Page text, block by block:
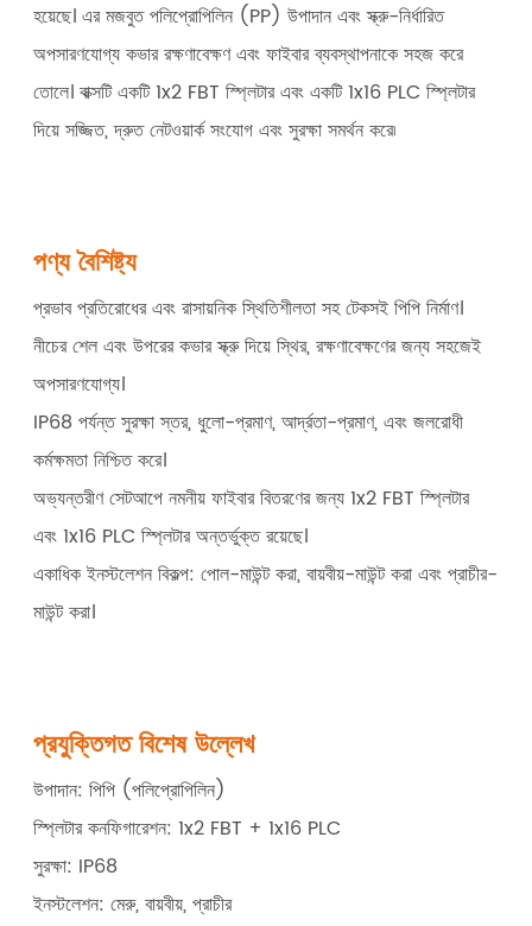
হয়েছে। এর মজবুত পলিপ্রোপিলিন (PP) উপাদান এবং স্ক্রু-নির্ধারিত
অপসারণযোগ্য কভার রক্ষণাবেক্ষণ এবং ফাইবার ব্যবস্থাপনাকে সহজ করে
তোলে। বাক্সটি একটি 1x2 FBT স্প্লিটার এবং একটি 1x16 PLC স্প্লিটার
দিয়ে সজ্জিত, দ্রুত নেটওয়ার্ক সংযোগ এবং সুরক্ষা সমর্থন করে৷
পণ্য বৈশিষ্ট্য
প্রভাব প্রতিরোধের এবং রাসায়নিক স্থিতিশীলতা সহ টেকসই পিপি নির্মাণ।
নীচের শেল এবং উপরের কভার স্ক্রু দিয়ে স্থির, রক্ষণাবেক্ষণের জন্য সহজেই
অপসারণযোগ্য।
IP68 পর্যন্ত সুরক্ষা স্তর, ধুলো-প্রমাণ, আর্দ্রতা-প্রমাণ, এবং জলরোধী
কর্মক্ষমতা নিশ্চিত করে।
অভ্যন্তরীণ সেটআপে নমনীয় ফাইবার বিতরণের জন্য 1x2 FBT স্প্লিটার
এবং 1x16 PLC স্প্লিটার অন্তর্ভুক্ত রয়েছে।
একাধিক ইনস্টলেশন বিকল্প: পোল-মাউন্ট করা, বায়বীয়-মাউন্ট করা এবং প্রাচীর-
মাউন্ট করা।
প্রযুক্তিগত বিশেষ উল্লেখ
উপাদান: পিপি (পলিপ্রোপিলিন)
স্প্লিটার কনফিগারেশন: 1x2 FBT + 1x16 PLC
সুরক্ষা: IP68
ইনস্টলেশন: মেরু, বায়বীয়, প্রাচীর